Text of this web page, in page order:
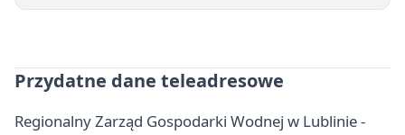
Przydatne dane teleadresowe
Regionalny Zarząd Gospodarki Wodnej w Lublinie -